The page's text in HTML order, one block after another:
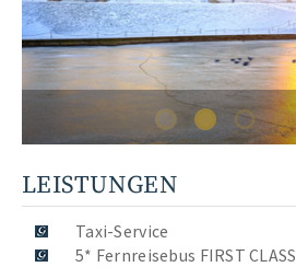
LEISTUNGEN
Taxi-Service
5* Fernreisebus FIRST CLASS